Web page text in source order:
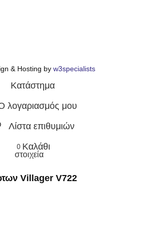
& Hosting by w3specialists
Κατάστημα
λογαριασμός μου
Λίστα επιθυμιών
0
στοιχεία
Καλάθι
Villager V722